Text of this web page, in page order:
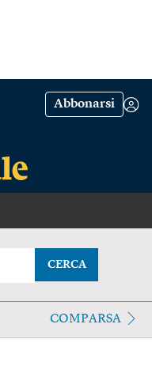
Abbonarsi
CERCA
COMPARSA